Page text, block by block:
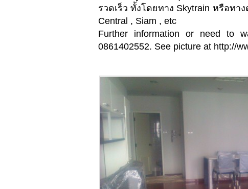
รวดเร็ว ทั้งโดยทาง Skytrain หรือท
Central , Siam , etc
Further information or need to
0861402552. See picture at http://